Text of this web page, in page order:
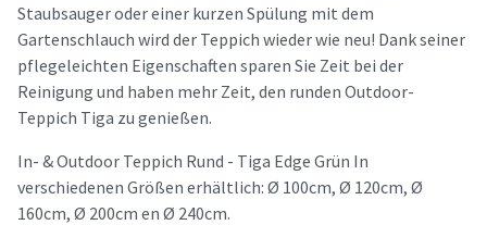
Staubsauger oder einer kurzen Spülung mit dem
Gartenschlauch wird der Teppich wieder wie neu! Dank seiner
pflegeleichten Eigenschaften sparen Sie Zeit bei der
Reinigung und haben mehr Zeit, den runden Outdoor-
Teppich Tiga zu genießen.
In- & Outdoor Teppich Rund - Tiga Edge Grün In
verschiedenen Größen erhältlich: Ø 100cm, Ø 120cm, Ø
160cm, Ø 200cm en Ø 240cm.